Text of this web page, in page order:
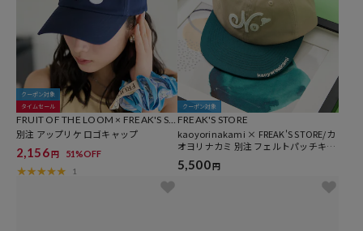
クーポン対象
タイムセール
FRUIT OF THE LOOM × FREAK'S ST
ORE
別注 アップリケ ロゴキャップ
2,156円 51%OFF
1
クーポン対象
FREAK'S STORE
kaoyorinakami × FREAK'S STORE/カ
オヨリナカミ 別注 フェルトパッチキャ
ップ
5,500円